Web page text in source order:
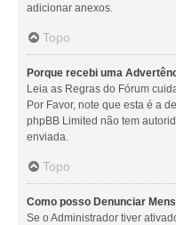
adicionar anexos.
Topo
Porque recebi uma
Leia as Regras do Fórum
Por Favor, note que esta é a
phpBB Limited não tem
enviada.
Topo
Como posso Denunciar
Se o Administrador tiver